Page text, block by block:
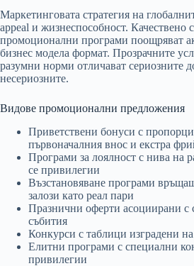
Маркетинговата стратегия на
appeal и жизнеспособност. Качествено
промоционални програми поощряват
бизнес модела формат. Прозрачните
разумни норми отличават сериозните
несериозните.
Видове промоционални предложения
Приветствени бонуси с
първоначалния внос и екстра
Програми за лоялност с нива на
се привилегии
Възстановяване програми
залози като реал пари
Празнични оферти асоциирани с
събития
Конкурси с таблици изградени
Елитни програми с специални
привилегии